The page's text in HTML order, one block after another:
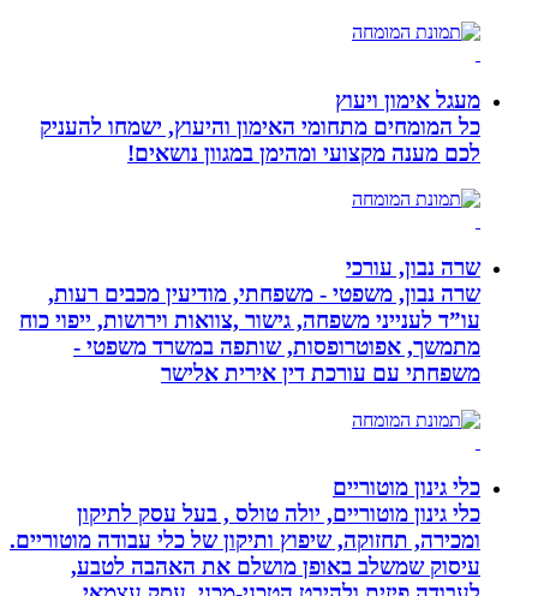
מעגל אימון ויעוץ
כל המומחים מתחומי האימון והיעוץ, ישמחו להעניק
לכם מענה מקצועי ומהימן במגוון נושאים!
שרה נבון, עורכי
שרה נבון, משפטי - משפחתי, מודיעין מכבים רעות,
עו”ד לענייני משפחה, גישור ,צוואות וירושות, ייפוי כוח
מתמשך, אפוטרופסות, שותפה במשרד משפטי -
משפחתי עם עורכת דין אירית אלישר
כלי גינון מוטוריים
כלי גינון מוטוריים, יולה טולס , בעל עסק לתיקון
ומכירה, תחזוקה, שיפוץ ותיקון של כלי עבודה מוטוריים.
עיסוק שמשלב באופן מושלם את האהבה לטבע,